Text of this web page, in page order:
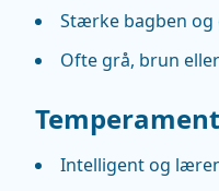
Stærke bagben og
Ofte grå, brun
Intelligent og